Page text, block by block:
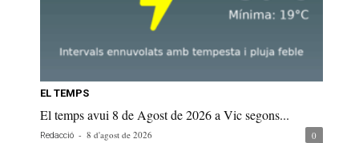
EL TEMPS
El temps avui 8 de Agost de 2026 a Vic segons...
Redacció - 8 d'agost de 2026 0